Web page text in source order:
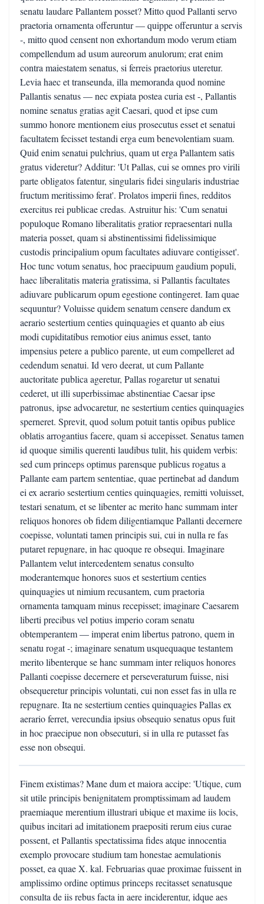
senatu laudare Pallantem posset? Mitto quod Pallanti servo
praetoria ornamenta offeruntur — quippe offeruntur a servis
-, mitto quod censent non exhortandum modo verum etiam
compellendum ad usum aureorum anulorum; erat enim
contra maiestatem senatus, si ferreis praetorius uteretur.
Levia haec et transeunda, illa memoranda quod nomine
Pallantis senatus — nec expiata postea curia est -, Pallantis
nomine senatus gratias agit Caesari, quod et ipse cum
summo honore mentionem eius prosecutus esset et senatui
facultatem fecisset testandi erga eum benevolentiam suam.
Quid enim senatui pulchrius, quam ut erga Pallantem satis
gratus videretur? Additur: 'Ut Pallas, cui se omnes pro virili
parte obligatos fatentur, singularis fidei singularis industriae
fructum meritissimo ferat'. Prolatos imperii fines, redditos
exercitus rei publicae credas. Astruitur his: 'Cum senatui
populoque Romano liberalitatis gratior repraesentari nulla
materia posset, quam si abstinentissimi fidelissimique
custodis principalium opum facultates adiuvare contigisset'.
Hoc tunc votum senatus, hoc praecipuum gaudium populi,
haec liberalitatis materia gratissima, si Pallantis facultates
adiuvare publicarum opum egestione contingeret. Iam quae
sequuntur? Voluisse quidem senatum censere dandum ex
aerario sestertium centies quinquagies et quanto ab eius
modi cupiditatibus remotior eius animus esset, tanto
impensius petere a publico parente, ut eum compelleret ad
cedendum senatui. Id vero deerat, ut cum Pallante
auctoritate publica ageretur, Pallas rogaretur ut senatui
cederet, ut illi superbissimae abstinentiae Caesar ipse
patronus, ipse advocaretur, ne sestertium centies quinquagies
sperneret. Sprevit, quod solum potuit tantis opibus publice
oblatis arrogantius facere, quam si accepisset. Senatus tamen
id quoque similis querenti laudibus tulit, his quidem verbis:
sed cum princeps optimus parensque publicus rogatus a
Pallante eam partem sententiae, quae pertinebat ad dandum
ei ex aerario sestertium centies quinquagies, remitti voluisset,
testari senatum, et se libenter ac merito hanc summam inter
reliquos honores ob fidem diligentiamque Pallanti decernere
coepisse, voluntati tamen principis sui, cui in nulla re fas
putaret repugnare, in hac quoque re obsequi. Imaginare
Pallantem velut intercedentem senatus consulto
moderantemque honores suos et sestertium centies
quinquagies ut nimium recusantem, cum praetoria
ornamenta tamquam minus recepisset; imaginare Caesarem
liberti precibus vel potius imperio coram senatu
obtemperantem — imperat enim libertus patrono, quem in
senatu rogat -; imaginare senatum usquequaque testantem
merito libenterque se hanc summam inter reliquos honores
Pallanti coepisse decernere et perseveraturum fuisse, nisi
obsequeretur principis voluntati, cui non esset fas in ulla re
repugnare. Ita ne sestertium centies quinquagies Pallas ex
aerario ferret, verecundia ipsius obsequio senatus opus fuit
in hoc praecipue non obsecuturi, si in ulla re putasset fas
esse non obsequi.
Finem existimas? Mane dum et maiora accipe: 'Utique, cum
sit utile principis benignitatem promptissimam ad laudem
praemiaque merentium illustrari ubique et maxime iis locis,
quibus incitari ad imitationem praepositi rerum eius curae
possent, et Pallantis spectatissima fides atque innocentia
exemplo provocare studium tam honestae aemulationis
posset, ea quae X. kal. Februarias quae proximae fuissent in
amplissimo ordine optimus princeps recitasset senatusque
consulta de iis rebus facta in aere inciderentur, idque aes